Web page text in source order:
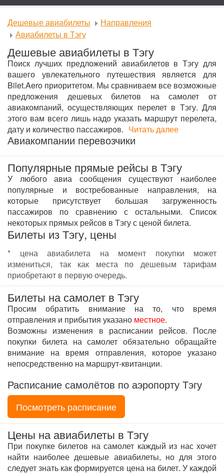
Дешевые авиабилеты
Направления
Авиабилеты в Тэгу
Дешевые авиабилеты в Тэгу
Поиск лучших предложений авиабилетов в Тэгу для
вашего увлекательного путешествия является для
Bilet.Aero приоритетом. Мы сравниваем все возможные
предложения дешевых билетов на самолет от
авиакомпаний, осуществляющих перелет в Тэгу. Для
этого вам всего лишь надо указать маршрут перелета,
дату и количество пассажиров. Читать далее
Авиакомпании перевозчики
Популярные прямые рейсы в Тэгу
У любого авиа сообщения существуют наиболее
популярные и востребованные направления, на
которые присутствует большая загруженность
пассажиров по сравнению с остальными. Список
некоторых прямых рейсов в Тэгу с ценой билета.
Билеты из Тэгу, цены
* цена авиабилета на момент покупки может
измениться, так как места по дешевым тарифам
приобретают в первую очередь.
Билеты на самолет в Тэгу
Просим обратить внимание на то, что время
отправления и прибытия указано местное.
Возможны изменения в расписании рейсов. После
покупки билета на самолет обязательно обращайте
внимание на время отправления, которое указано
непосредственно на маршрут-квитанции.
Расписание самолётов по аэропорту Тэгу
Посмотреть расписание
Цены на авиабилеты в Тэгу
При покупке билетов на самолет каждый из нас хочет
найти наиболее дешевые авиабилеты, но для этого
следует знать как формируется цена на билет. У каждой